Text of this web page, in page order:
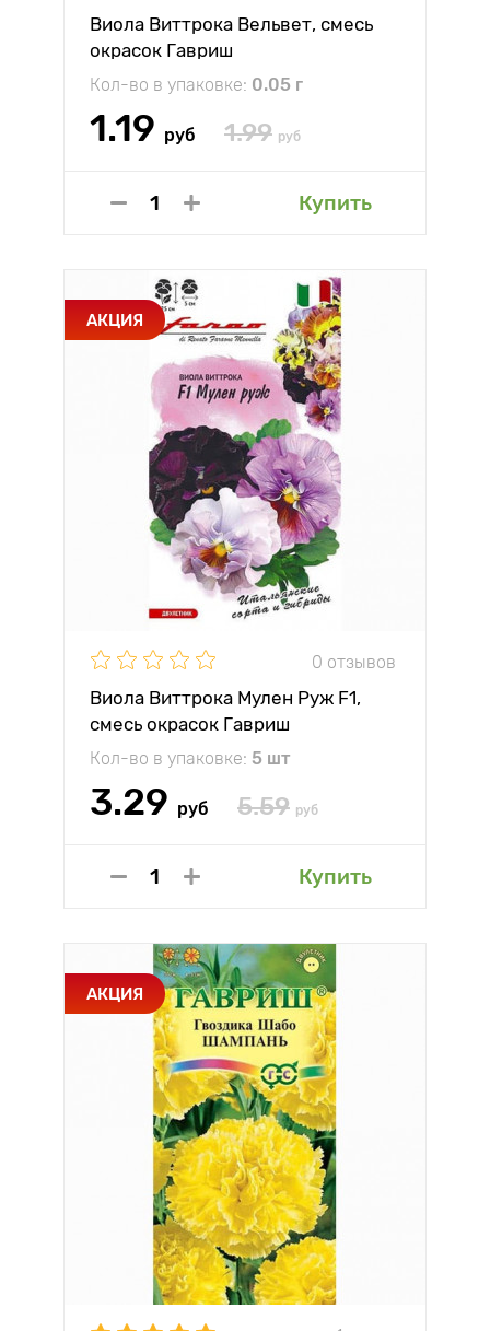
Виола Виттрока Вельвет, смесь
окрасок Гавриш
Кол-во в упаковке: 0.05 г
1.19 руб 1.99 руб
Купить
АКЦИЯ
0 отзывов
Виола Виттрока Мулен Руж F1,
смесь окрасок Гавриш
Кол-во в упаковке: 5 шт
3.29 руб 5.59 руб
Купить
АКЦИЯ